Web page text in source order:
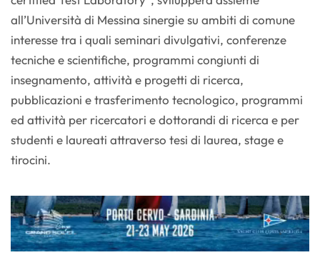
all’Università di Messina sinergie su ambiti di comune
interesse tra i quali seminari divulgativi, conferenze
tecniche e scientifiche, programmi congiunti di
insegnamento, attività e progetti di ricerca,
pubblicazioni e trasferimento tecnologico, programmi
ed attività per ricercatori e dottorandi di ricerca e per
studenti e laureati attraverso tesi di laurea, stage e
tirocini.